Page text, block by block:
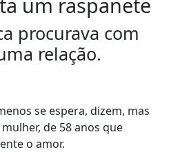
procurava com
relação.
se espera, dizem, mas
de 58 anos que
o amor.